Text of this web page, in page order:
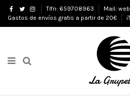
Tlfn: 659708963
Mail:
Gastos de envíos gratis a partir de 20€